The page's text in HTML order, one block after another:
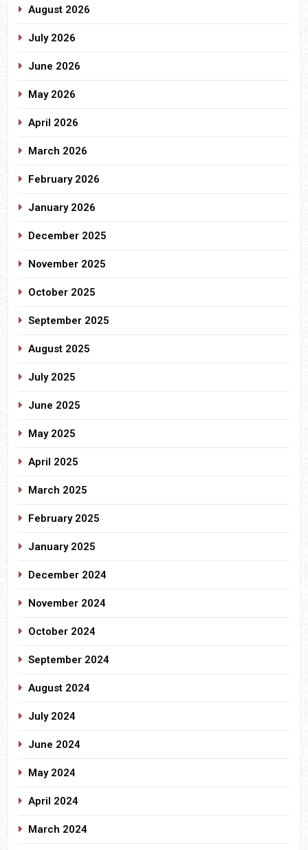
August 2026
July 2026
June 2026
May 2026
April 2026
March 2026
February 2026
January 2026
December 2025
November 2025
October 2025
September 2025
August 2025
July 2025
June 2025
May 2025
April 2025
March 2025
February 2025
January 2025
December 2024
November 2024
October 2024
September 2024
August 2024
July 2024
June 2024
May 2024
April 2024
March 2024